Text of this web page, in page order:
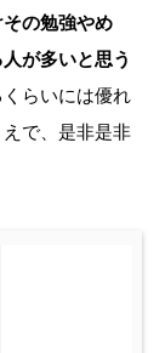
その勉強やめ
が多いと思う
らいには優れ
で、是非是非